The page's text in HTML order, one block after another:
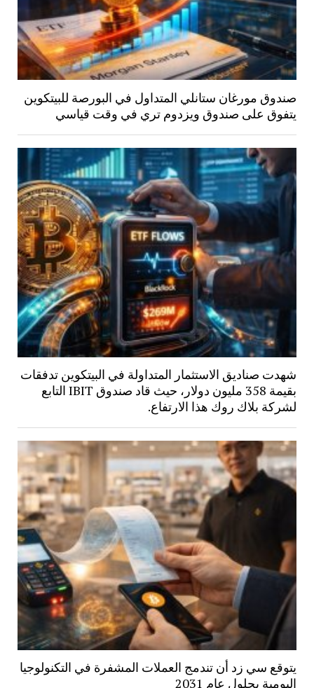
صندوق مورغان ستانلي المتداول في البورصة للبيتكوين
يتفوق على صندوق ويزدوم تري في وقت قياسي
شهدت صناديق الاستثمار المتداولة في البيتكوين تدفقات
بقيمة 358 مليون دولار، حيث قاد صندوق IBIT التابع
لشركة بلاك روك هذا الارتفاع.
يتوقع سي زد أن تندمج العملات المشفرة في التكنولوجيا
اليومية بحلول عام 2031